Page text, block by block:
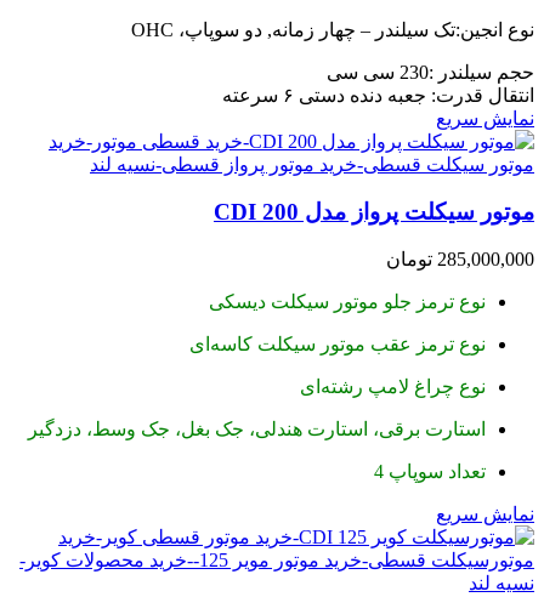
نوع انجین:تک سیلندر – چهار زمانه, دو سوپاپ، OHC
حجم سیلندر :230 سی سی
انتقال قدرت: جعبه دنده دستی ۶ سرعته
نمایش سریع
موتور سیکلت پرواز مدل CDI 200
285,000,000 تومان
نوع ترمز جلو موتور سیکلت دیسکی
نوع ترمز عقب موتور سیکلت کاسه‌ای
نوع چراغ لامپ رشته‌ای
استارت برقی، استارت هندلی، جک بغل، جک وسط، دزدگیر
تعداد سوپاپ 4
نمایش سریع